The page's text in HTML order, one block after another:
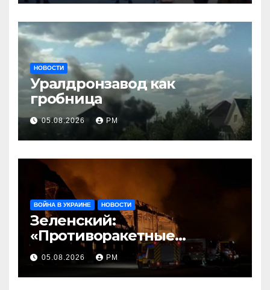
НОВОСТИ
Уралдронзавод как
гробница
05.08.2026 РМ
ВОЙНА В УКРАИНЕ НОВОСТИ
Зеленский:
«Противоракетные
средства могли бы спасти
погибших сегодня»
05.08.2026 РМ